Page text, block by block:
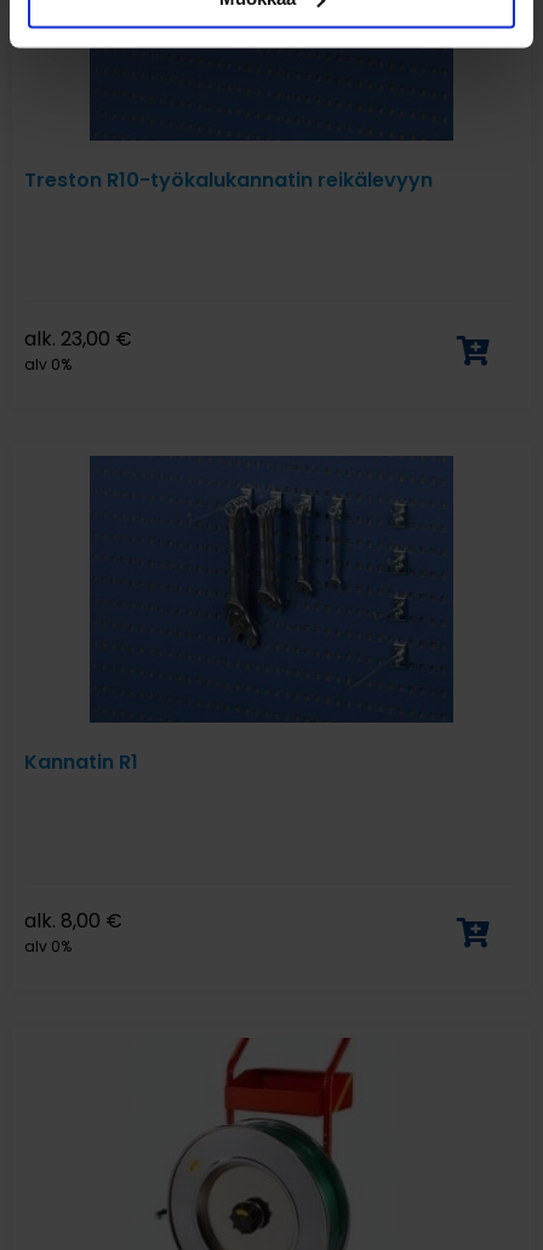
Treston R10-työkalukannatin reikälevyyn
alk. 23,00 €
alv 0%
Kannatin R1
alk. 8,00 €
alv 0%